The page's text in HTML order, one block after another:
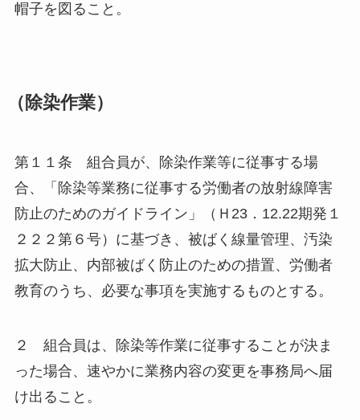
帽子を図ること。
（除染作業）
第１１条 組合員が、除染作業等に従事する場
合、「除染等業務に従事する労働者の放射線障害
防止のためのガイドライン」（Ｈ23．12.22期発１
２２２第６号）に基づき、被ばく線量管理、汚染
拡大防止、内部被ばく防止のための措置、労働者
教育のうち、必要な事項を実施するものとする。
２ 組合員は、除染等作業に従事することが決ま
った場合、速やかに業務内容の変更を事務局へ届
け出ること。